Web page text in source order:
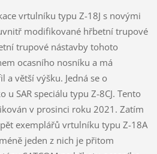
vrtulníku typu Z-18J s novými
modifikované hřbetní trupové
trupové nástavby tohoto
ocasního nosníku a má
a větší výšku. Jedná se o
SAR speciálu typu Z-8CJ. Tento
v prosinci roku 2021. Zatím
exemplářů vrtulníku typu Z-18A
jeden z nich je přitom